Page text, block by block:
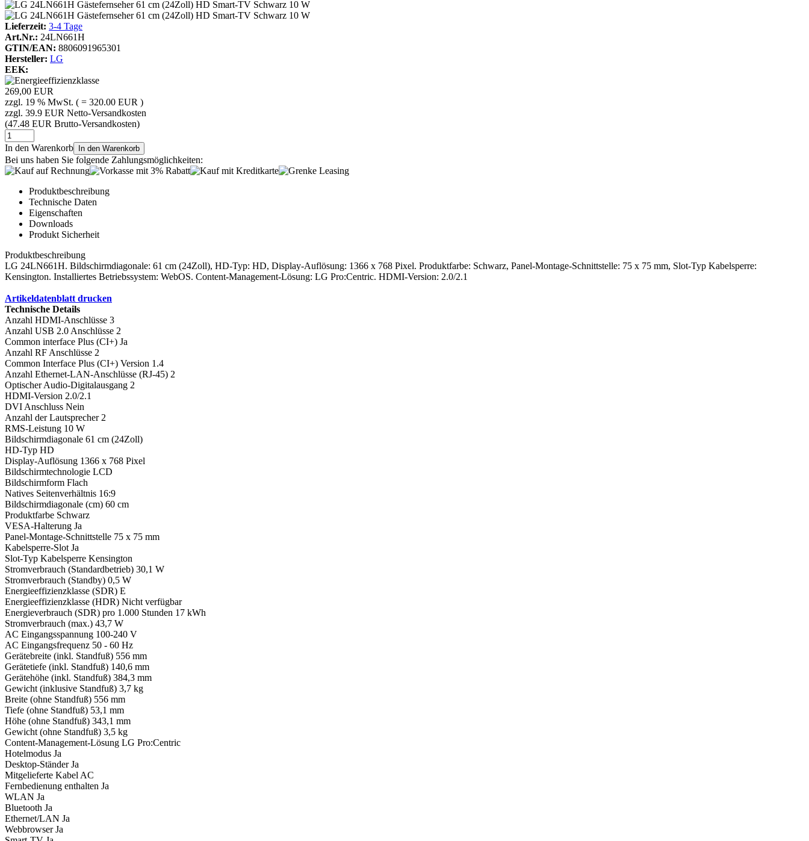
Lieferzeit: 3-4 Tage
Art.Nr.: 24LN661H
GTIN/EAN: 8806091965301
Hersteller: LG
EEK:
269,00 EUR
zzgl. 19 % MwSt. ( = 320.00 EUR )
zzgl. 39.9 EUR Netto-Versandkosten
(47.48 EUR Brutto-Versandkosten)
In den Warenkorb In den Warenkorb
Bei uns haben Sie folgende Zahlungsmöglichkeiten:
Produktbeschreibung
Technische Daten
Eigenschaften
Downloads
Produkt Sicherheit
Produktbeschreibung
LG 24LN661H. Bildschirmdiagonale: 61 cm (24Zoll), HD-Typ: HD, Display-Auflösung: 1366 x 768 Pixel. Produktfarbe: Schwarz, Panel-Montage-Schnittstelle: 75 x 75 mm, Slot-Typ Kabelsperre:
Kensington. Installiertes Betriebssystem: WebOS. Content-Management-Lösung: LG Pro:Centric. HDMI-Version: 2.0/2.1
Artikeldatenblatt drucken
Technische Details
Anzahl HDMI-Anschlüsse 3
Anzahl USB 2.0 Anschlüsse 2
Common interface Plus (CI+) Ja
Anzahl RF Anschlüsse 2
Common Interface Plus (CI+) Version 1.4
Anzahl Ethernet-LAN-Anschlüsse (RJ-45) 2
Optischer Audio-Digitalausgang 2
HDMI-Version 2.0/2.1
DVI Anschluss Nein
Anzahl der Lautsprecher 2
RMS-Leistung 10 W
Bildschirmdiagonale 61 cm (24Zoll)
HD-Typ HD
Display-Auflösung 1366 x 768 Pixel
Bildschirmtechnologie LCD
Bildschirmform Flach
Natives Seitenverhältnis 16:9
Bildschirmdiagonale (cm) 60 cm
Produktfarbe Schwarz
VESA-Halterung Ja
Panel-Montage-Schnittstelle 75 x 75 mm
Kabelsperre-Slot Ja
Slot-Typ Kabelsperre Kensington
Stromverbrauch (Standardbetrieb) 30,1 W
Stromverbrauch (Standby) 0,5 W
Energieeffizienzklasse (SDR) E
Energieeffizienzklasse (HDR) Nicht verfügbar
Energieverbrauch (SDR) pro 1.000 Stunden 17 kWh
Stromverbrauch (max.) 43,7 W
AC Eingangsspannung 100-240 V
AC Eingangsfrequenz 50 - 60 Hz
Gerätebreite (inkl. Standfuß) 556 mm
Gerätetiefe (inkl. Standfuß) 140,6 mm
Gerätehöhe (inkl. Standfuß) 384,3 mm
Gewicht (inklusive Standfuß) 3,7 kg
Breite (ohne Standfuß) 556 mm
Tiefe (ohne Standfuß) 53,1 mm
Höhe (ohne Standfuß) 343,1 mm
Gewicht (ohne Standfuß) 3,5 kg
Content-Management-Lösung LG Pro:Centric
Hotelmodus Ja
Desktop-Ständer Ja
Mitgelieferte Kabel AC
Fernbedienung enthalten Ja
WLAN Ja
Bluetooth Ja
Ethernet/LAN Ja
Webbrowser Ja